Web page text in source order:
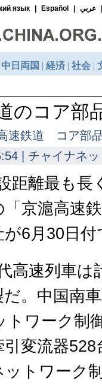
のコア部
速鉄道 コア部
| チャイナネ
距離最も長
京滬高速
6月30日
高速列車は
。中国南
トワーク制
変流器528
トワーク